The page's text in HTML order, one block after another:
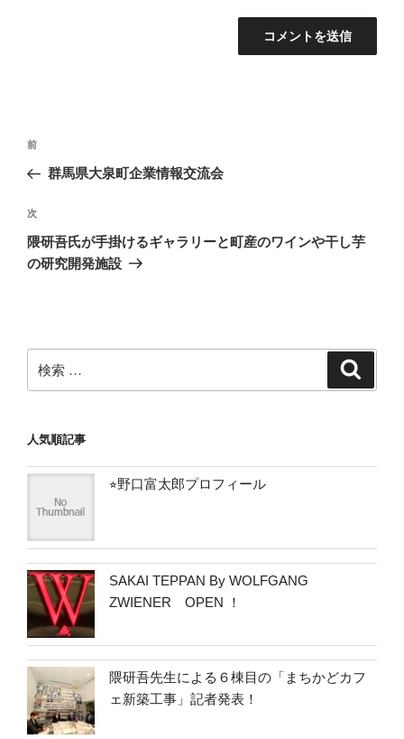
投
ナ
ビ
ゲ
ー
過
去
投
稿
前
群馬県大泉町企業情報交流会
次
の
投
次
隈研吾氏が手掛けるギャラリーと町産のワインや干し芋
の研究開発施設
索:
人気順記事
⭐︎野口富太郎プロフィール
SAKAI TEPPAN By WOLFGANG
ZWIENER OPEN ！
隈研吾先生による６棟目の「まちかどカフ
ェ新築工事」記者発表！